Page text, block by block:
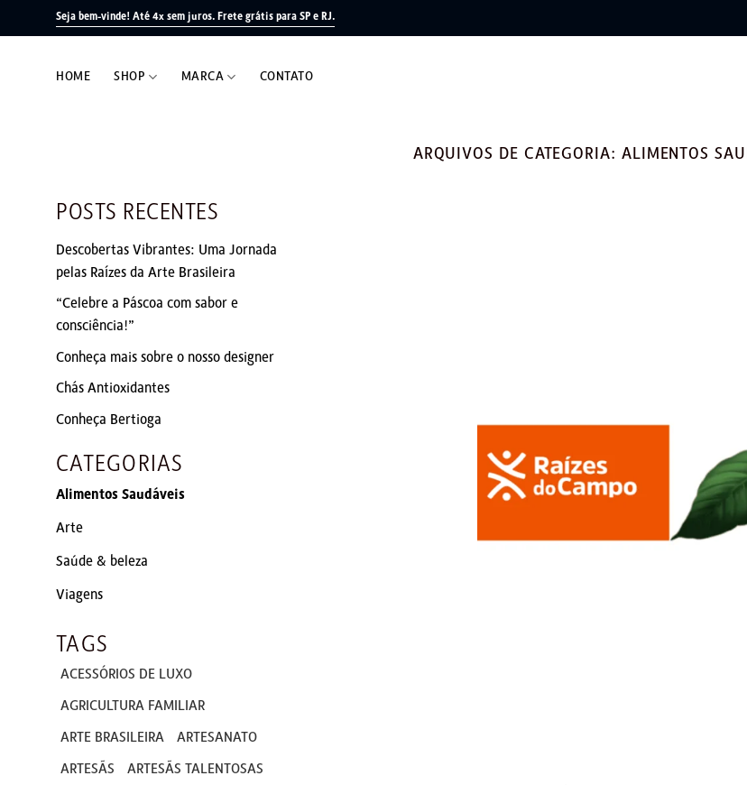
Seja bem-vinde! Até 4x sem juros. Frete grátis para SP e RJ.
HOME SHOP MARCA CONTATO
ARQUIVOS DE CATEGORIA: ALIMENTOS
POSTS RECENTES
Descobertas Vibrantes: Uma Jornada
pelas Raízes da Arte Brasileira
“Celebre a Páscoa com sabor e
consciência!”
Conheça mais sobre o nosso designer
Chás Antioxidantes
Conheça Bertioga
CATEGORIAS
Alimentos Saudáveis
Arte
Saúde & beleza
Viagens
TAGS
ACESSÓRIOS DE LUXO
AGRICULTURA FAMILIAR
ARTE BRASILEIRA ARTESANATO
ARTESÃS ARTESÃS TALENTOSAS